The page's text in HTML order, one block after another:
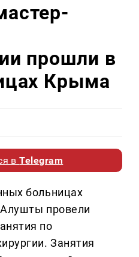
прошли в
Крыма
вTelegram
больницах
провели
по
Занятия